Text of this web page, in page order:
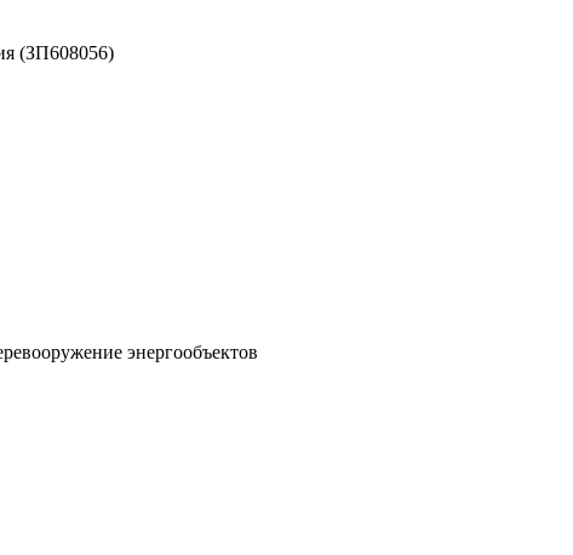
(ЗП608056)
энергообъектов